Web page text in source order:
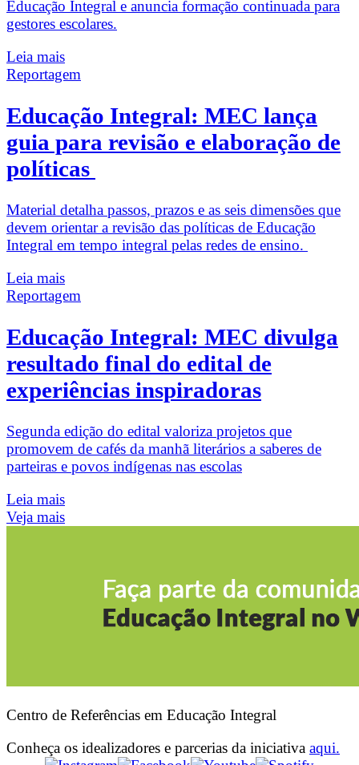
Educação Integral e anuncia formação continuada para
gestores escolares.
Leia mais
Reportagem
Educação Integral: MEC lança
guia para revisão e elaboração de
políticas
Material detalha passos, prazos e as seis dimensões que
devem orientar a revisão das políticas de Educação
Integral em tempo integral pelas redes de ensino.
Leia mais
Reportagem
Educação Integral: MEC divulga
resultado final do edital de
experiências inspiradoras
Segunda edição do edital valoriza projetos que
promovem de cafés da manhã literários a saberes de
parteiras e povos indígenas nas escolas
Leia mais
Veja mais
Centro de Referências em Educação Integral
Conheça os idealizadores e parcerias da iniciativa aqui.